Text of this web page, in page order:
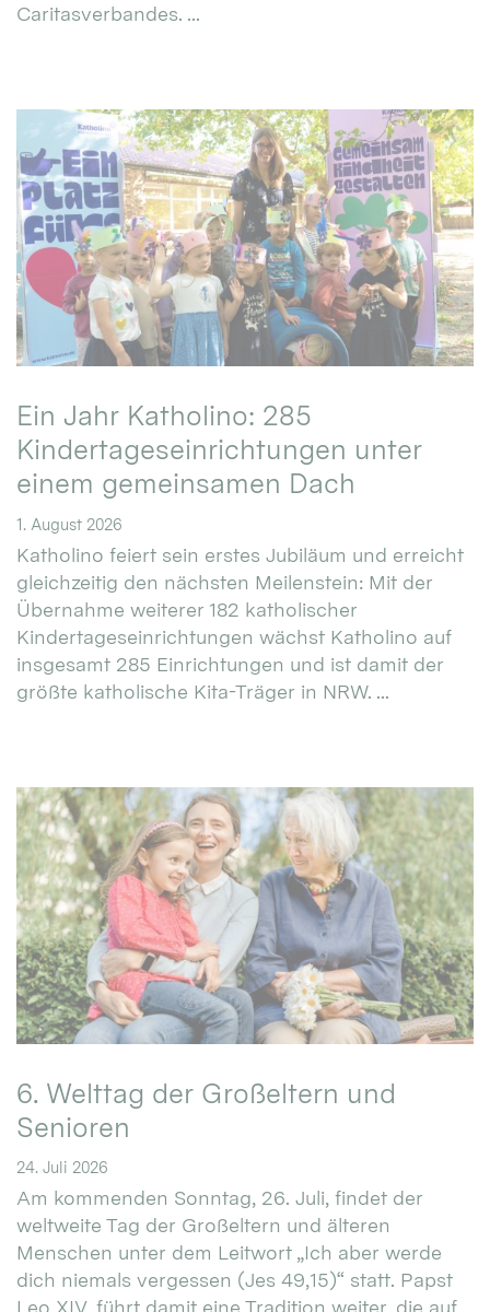
Caritasverbandes. ...
Ein Jahr Katholino: 285
Kindertageseinrichtungen unter
einem gemeinsamen Dach
1. August 2026
Katholino feiert sein erstes Jubiläum und erreicht
gleichzeitig den nächsten Meilenstein: Mit der
Übernahme weiterer 182 katholischer
Kindertageseinrichtungen wächst Katholino auf
insgesamt 285 Einrichtungen und ist damit der
größte katholische Kita-Träger in NRW. ...
6. Welttag der Großeltern und
Senioren
24. Juli 2026
Am kommenden Sonntag, 26. Juli, findet der
weltweite Tag der Großeltern und älteren
Menschen unter dem Leitwort „Ich aber werde
dich niemals vergessen (Jes 49,15)“ statt. Papst